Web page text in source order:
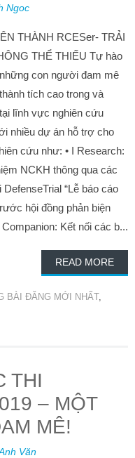
Ngoc
THÀNH RCESer- TRẢI
THỂ THIẾU Tự hào
con người đam mê
tích cao trong và
lĩnh vực nghiên cứu
nhiều dự án hỗ trợ cho
cứu như: • I Research:
NCKH thông qua các
“Lễ báo cáo
hội đồng phản biện
Kết nối các b...
READ MORE
BÀI ĐĂNG MỚI NHẤT,
THI
– MỘT
MÊ!
Văn